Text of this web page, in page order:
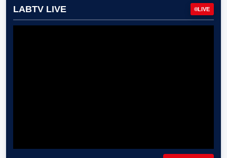
LABTV LIVE LIVE